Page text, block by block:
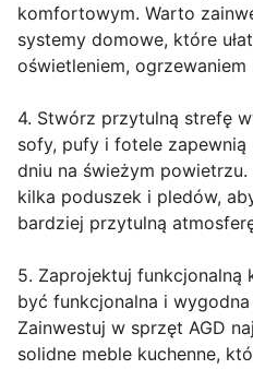
komfortowym. Warto
systemy domowe, które
oświetleniem,
4. Stwórz przytulną strefę
sofy, pufy i fotele
dniu na świeżym
kilka poduszek i pledów,
bardziej przytulną
5. Zaprojektuj funkcjonalną
być funkcjonalna i
Zainwestuj w sprzęt AGD
solidne meble kuchenne,